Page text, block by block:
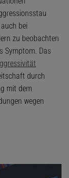
bei
zu beobachten
Symptom. Das
durch
mit dem
wegen